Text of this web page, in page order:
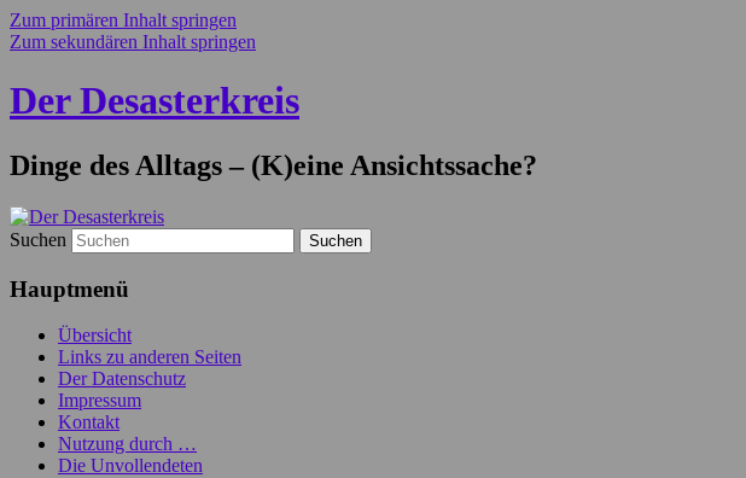
Zum primären Inhalt springen
Zum sekundären Inhalt springen
Der Desasterkreis
Dinge des Alltags – (K)eine Ansichtssache?
Suchen
Hauptmenü
Übersicht
Links zu anderen Seiten
Der Datenschutz
Impressum
Kontakt
Nutzung durch …
Die Unvollendeten